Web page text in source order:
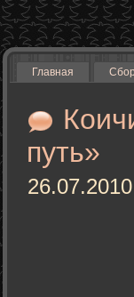
Главная
путь»